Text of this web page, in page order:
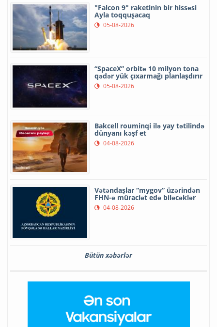
"Falcon 9" raketinin bir hissəsi
Ayla toqquşacaq
05-08-2026
“SpaceX” orbitə 10 milyon tona
qədər yük çıxarmağı planlaşdırır
05-08-2026
Bakcell rouminqi ilə yay tətilində
dünyanı kəşf et
04-08-2026
Vətəndaşlar “mygov” üzərindən
FHN-ə müraciət edə biləcəklər
04-08-2026
Bütün xəbərlər